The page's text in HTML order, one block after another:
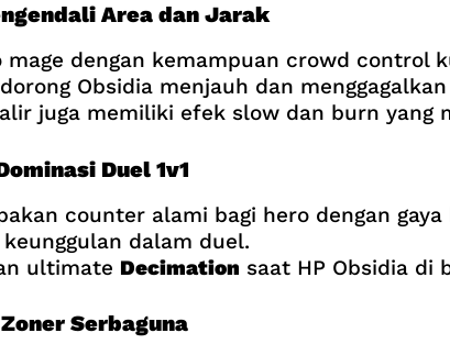
Area dan Jarak
mage dengan kemampuan crowd
Obsidia menjauh dan
juga memiliki efek slow dan burn yang
Duel 1v1
counter alami bagi hero dengan
dalam duel.
ultimate Decimation saat HP Obsidia di
Serbaguna